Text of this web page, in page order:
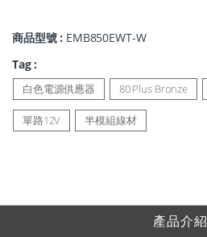
商品型號 : EMB850EWT-W
Tag :
白色電源供應器 80 Plus Bronze
單路12V 半模組線材
產品介紹